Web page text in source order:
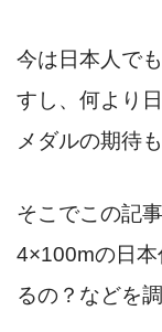
今は日本人で
すし、何より
メダルの期待
そこでこの記
4×100mの日
るの？などを